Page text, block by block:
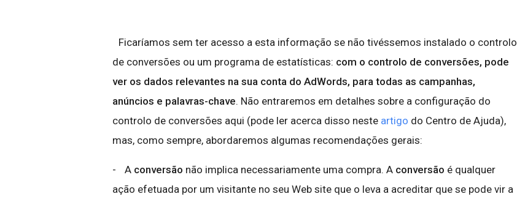
Ficaríamos sem ter acesso a esta informação se não tivéssemos instalado o controlo
de conversões ou um programa de estatísticas: com o controlo de conversões, pode
ver os dados relevantes na sua conta do AdWords, para todas as campanhas,
anúncios e palavras-chave. Não entraremos em detalhes sobre a configuração do
controlo de conversões aqui (pode ler acerca disso neste artigo do Centro de Ajuda),
mas, como sempre, abordaremos algumas recomendações gerais:
- A conversão não implica necessariamente uma compra. A conversão é qualquer
ação efetuada por um visitante no seu Web site que o leva a acreditar que se pode vir a